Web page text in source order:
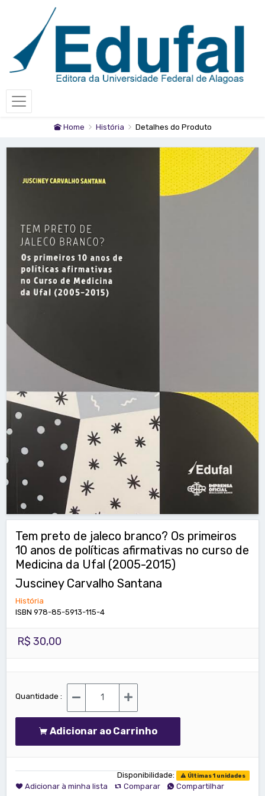
Home História Detalhes do Produto
Tem preto de jaleco branco? Os primeiros
10 anos de políticas afirmativas no curso de
Medicina da Ufal (2005-2015)
Jusciney Carvalho Santana
História
ISBN 978-85-5913-115-4
R$ 30,00
Quantidade :
Adicionar ao Carrinho
Disponibilidade: Últimas 1 unidades
Adicionar à minha lista Comparar Compartilhar